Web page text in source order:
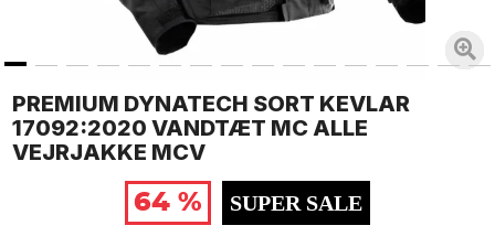
PREMIUM DYNATECH SORT KEVLAR
17092:2020 VANDTÆT MC ALLE
VEJRJAKKE MCV
64 %
SUPER SALE